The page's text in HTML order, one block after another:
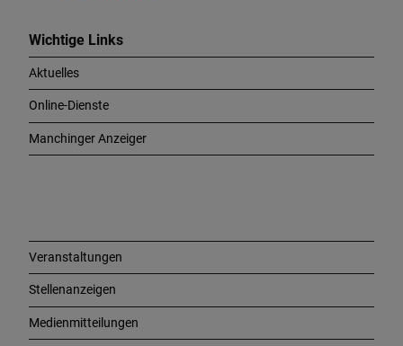
Wichtige Links
Aktuelles
Online-Dienste
Manchinger Anzeiger
Veranstaltungen
Stellenanzeigen
Medienmitteilungen